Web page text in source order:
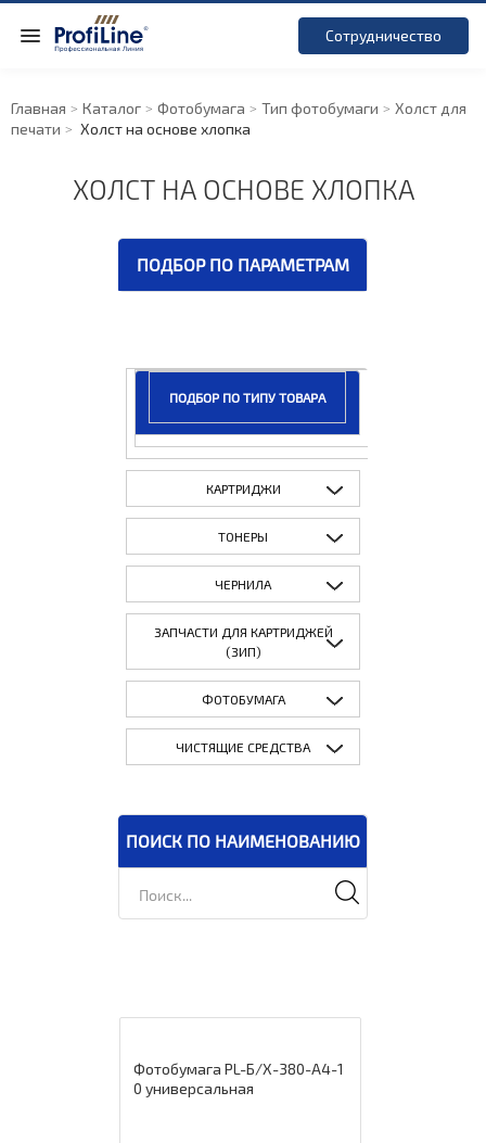
Сотрудничество
Главная Каталог Фотобумага Тип фотобумаги
Холст для
печати
Холст на основе хлопка
ХОЛСТ НА ОСНОВЕ ХЛОПКА
ПОДБОР ПО ПАРАМЕТРАМ
ПОДБОР ПО ТИПУ ТОВАРА
КАРТРИДЖИ
ТОНЕРЫ
ЧЕРНИЛА
ЗАПЧАСТИ ДЛЯ КАРТРИДЖЕЙ
(ЗИП)
ФОТОБУМАГА
ЧИСТЯЩИЕ СРЕДСТВА
ПОИСК ПО НАИМЕНОВАНИЮ
Фотобумага PL-Б/Х-380-А4-1
0 универсальная